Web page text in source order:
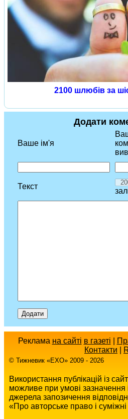
2100 шлюбів за
Додати
Ваше ім'я
Текст
Реклама на сайті в газеті
Контакти
© Тижневик «EХO» 2009 - 2026
Використання публікацій із
можливе при умові зазначення
джерела запозичення
«Про авторське право і